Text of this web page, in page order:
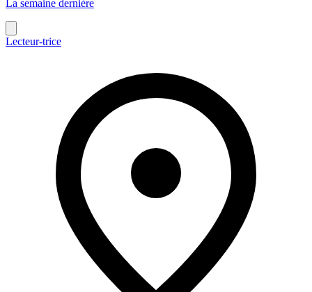
La semaine dernière
Lecteur-trice